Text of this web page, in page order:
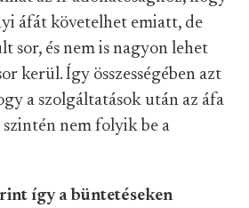
áfát követelhet emiatt, de
sor, és nem is nagyon lehet
kerül. Így összességében azt
a szolgáltatások után az áfa
nem folyik be a
így a büntetéseken